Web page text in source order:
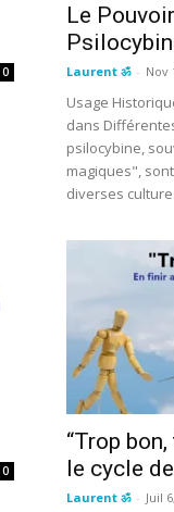
0
Le
Laurent ॐ - Nov
Usage
dans
psilocybine,
magiques",
diverses
0
“Trop
le cycle
Laurent ॐ - Juil